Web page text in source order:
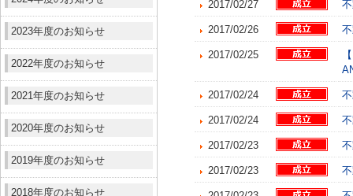
2023年度のお知らせ
2022年度のお知らせ
2021年度のお知らせ
2020年度のお知らせ
2019年度のお知らせ
2018年度のお知らせ
2017/02/27
2017/02/26
2017/02/25
2017/02/24
2017/02/24
2017/02/23
2017/02/23